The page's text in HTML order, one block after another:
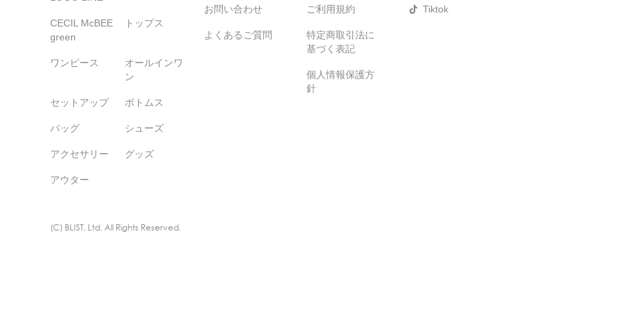
CECIL McBEE
green
トップス
ワンピース
オールインワ
ン
セットアップ ボトムス
バッグ シューズ
アクセサリー グッズ
アウター
お問い合わせ
よくあるご質問
ご利用規約
特定商取引法に
基づく表記
個人情報保護方
針
Tiktok
(C) BLIST, Ltd. All Rights Reserved.